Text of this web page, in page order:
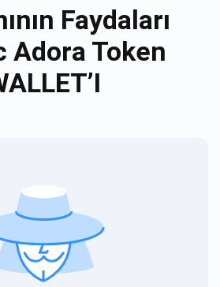
Faydaları
Adora Token